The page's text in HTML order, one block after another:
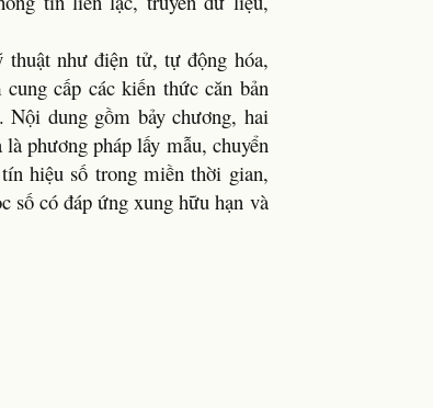
như điện tử, tự động hóa,
cấp các kiến thức căn bản
dung gồm bảy chương, hai
phương pháp lấy mẫu, chuyển
hiệu số trong miền thời gian,
số có đáp ứng xung hữu hạn và